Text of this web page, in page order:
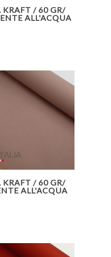
/ 60 GR/
ALL'ACQUA
/ 60 GR/
ALL'ACQUA